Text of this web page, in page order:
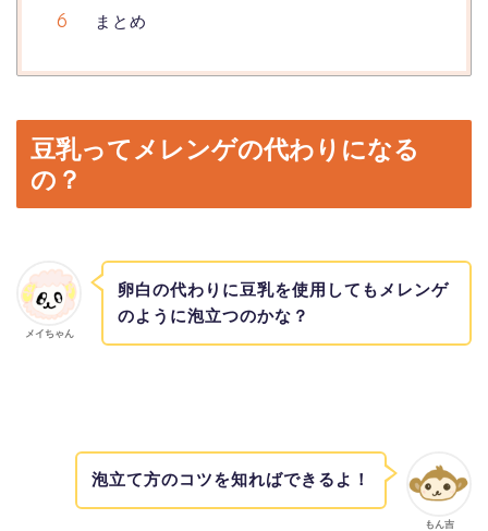
まとめ
豆乳ってメレンゲの代わりになる
の？
メイちゃん
卵白の代わりに豆乳を使用してもメレンゲ
のように泡立つのかな？
もん吉
泡立て方のコツを知ればできるよ！